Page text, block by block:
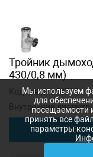
Тройник
430/0,8 мм)
Код товара:f4718
Внутренний
115
Мы используем
для
посещаемости
принять все
параметры